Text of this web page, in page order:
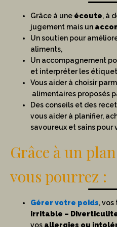
Grâce à une écoute, à
jugement mais un
Un soutien pour
aliments,
Un accompagnement
et interpréter les
Vous aider à choisir
alimentaires proposés
Des conseils et des
vous aider à planifier,
savoureux et sains pour
Grâce à un
vous pourrez :
Gérer votre poids,
irritable –
vos allergies ou